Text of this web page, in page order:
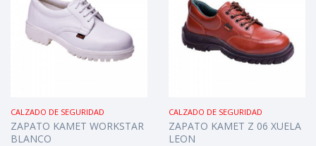
CALZADO DE SEGURIDAD
ZAPATO KAMET WORKSTAR
BLANCO
CALZADO DE SEGURIDAD
ZAPATO KAMET Z 06 XUELA
LEON